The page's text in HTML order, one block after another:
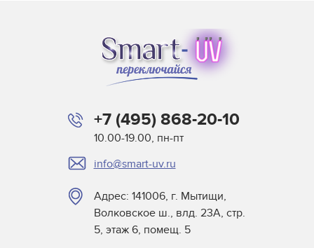
+7 (495) 868-20-10
10.00-19.00, пн-пт
info@smart-uv.ru
Адрес: 141006, г. Мытищи,
Волковское ш., влд. 23А, стр.
5, этаж 6, помещ. 5